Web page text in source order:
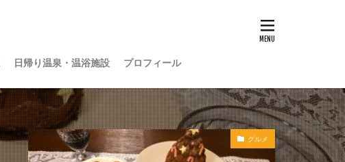
日帰り温泉・温浴施設 プロフィール
グルメ